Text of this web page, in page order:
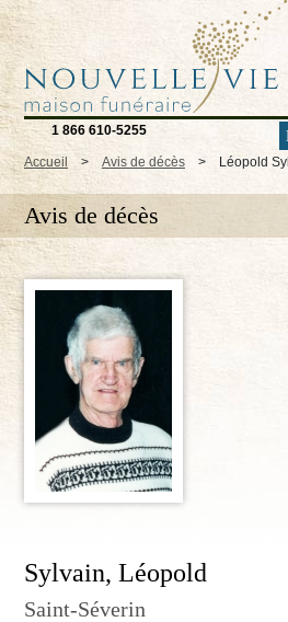
1 866 610-5255
Accueil > Avis de décès > Léopold
Avis de décès
Sylvain, Léopold
Saint-Séverin